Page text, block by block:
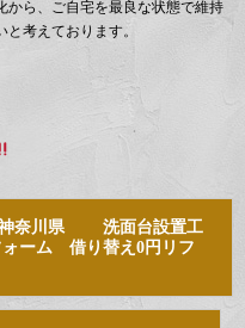
から、ご自宅を最良な状態で維持
考えております。
奈川県 洗面台設置工
ーム 借り替え0円リフ